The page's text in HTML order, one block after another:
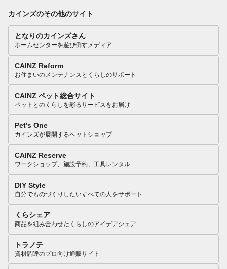
カインズのその他のサイト
となりのカインズさん
ホームセンターを遊び倒すメディア
CAINZ Reform
お住まいのメンテナンスとくらしのサポート
CAINZ ペット総合サイト
ペットとのくらしを彩るサービスをお届け
Pet’s One
カインズが展開するペットショップ
CAINZ Reserve
ワークショップ、施設予約、工具レンタル
DIY Style
自分でものづくりしたいすべての人をサポート
くらシェア
商品を組み合わせたくらしのアイデアシェア
トラノテ
資材調達のプロ向け通販サイト